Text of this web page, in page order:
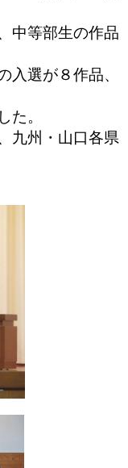
中等部生の作品
入選が８作品、
た。
九州・山口各県